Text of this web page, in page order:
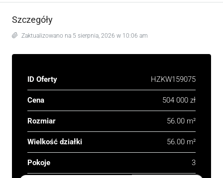
Szczegóły
Zaktualizowano na 5 sierpnia, 2026 w 10:06 am
ID Oferty HZKW159075
Cena 504 000 zł
Rozmiar 56.00 m²
Wielkość działki 56.00 m²
Pokoje 3